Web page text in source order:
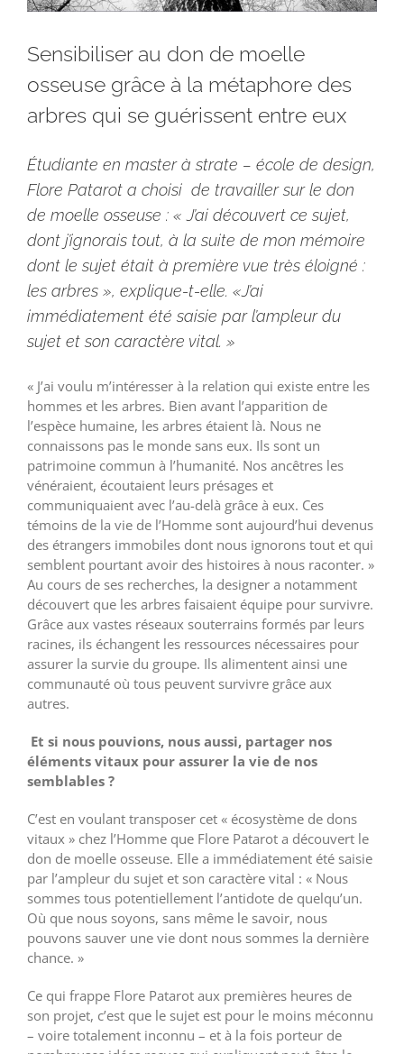
Sensibiliser au don de moelle
osseuse grâce à la métaphore des
arbres qui se guérissent entre eux
Étudiante en master à strate – école de design,
Flore Patarot a choisi de travailler sur le don
de moelle osseuse : « J’ai découvert ce sujet,
dont j’ignorais tout, à la suite de mon mémoire
dont le sujet était à première vue très éloigné :
les arbres », explique-t-elle. «J’ai
immédiatement été saisie par l’ampleur du
sujet et son caractère vital. »
« J’ai voulu m’intéresser à la relation qui existe entre les
hommes et les arbres. Bien avant l’apparition de
l’espèce humaine, les arbres étaient là. Nous ne
connaissons pas le monde sans eux. Ils sont un
patrimoine commun à l’humanité. Nos ancêtres les
vénéraient, écoutaient leurs présages et
communiquaient avec l’au-delà grâce à eux. Ces
témoins de la vie de l’Homme sont aujourd’hui devenus
des étrangers immobiles dont nous ignorons tout et qui
semblent pourtant avoir des histoires à nous raconter. »
Au cours de ses recherches, la designer a notamment
découvert que les arbres faisaient équipe pour survivre.
Grâce aux vastes réseaux souterrains formés par leurs
racines, ils échangent les ressources nécessaires pour
assurer la survie du groupe. Ils alimentent ainsi une
communauté où tous peuvent survivre grâce aux
autres.
Et si nous pouvions, nous aussi, partager nos
éléments vitaux pour assurer la vie de nos
semblables ?
C’est en voulant transposer cet « écosystème de dons
vitaux » chez l’Homme que Flore Patarot a découvert le
don de moelle osseuse. Elle a immédiatement été saisie
par l’ampleur du sujet et son caractère vital : « Nous
sommes tous potentiellement l’antidote de quelqu’un.
Où que nous soyons, sans même le savoir, nous
pouvons sauver une vie dont nous sommes la dernière
chance. »
Ce qui frappe Flore Patarot aux premières heures de
son projet, c’est que le sujet est pour le moins méconnu
– voire totalement inconnu – et à la fois porteur de